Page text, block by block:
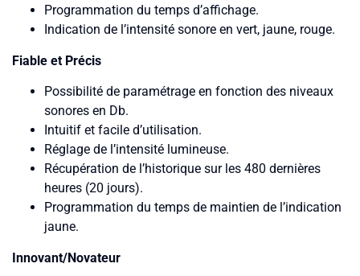
Programmation du temps d’affichage.
Indication de l’intensité sonore en vert, jaune, rouge.
Fiable et Précis
Possibilité de paramétrage en fonction des niveaux
sonores en Db.
Intuitif et facile d’utilisation.
Réglage de l’intensité lumineuse.
Récupération de l’historique sur les 480 dernières
heures (20 jours).
Programmation du temps de maintien de l’indication
jaune.
Innovant/Novateur